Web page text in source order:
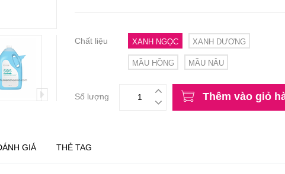
Chất liệu XANH NGỌC XANH DƯƠNG
MẦU HỒNG MẦU NÂU
Số lượng Thêm vào giỏ
GIÁ THẺ TAG